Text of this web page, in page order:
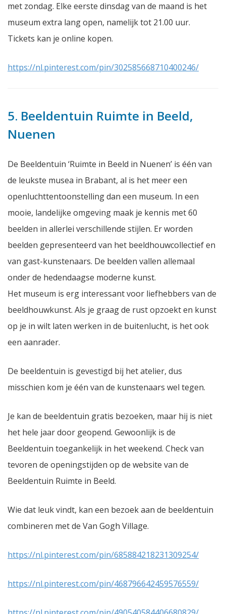
met zondag. Elke eerste dinsdag van de maand is het
museum extra lang open, namelijk tot 21.00 uur.
Tickets kan je online kopen.
https://nl.pinterest.com/pin/302585668710400246/
5. Beeldentuin Ruimte in Beeld,
Nuenen
De Beeldentuin ‘Ruimte in Beeld in Nuenen’ is één van
de leukste musea in Brabant, al is het meer een
openluchttentoonstelling dan een museum. In een
mooie, landelijke omgeving maak je kennis met 60
beelden in allerlei verschillende stijlen. Er worden
beelden gepresenteerd van het beeldhouwcollectief en
van gast-kunstenaars. De beelden vallen allemaal
onder de hedendaagse moderne kunst.
Het museum is erg interessant voor liefhebbers van de
beeldhouwkunst. Als je graag de rust opzoekt en kunst
op je in wilt laten werken in de buitenlucht, is het ook
een aanrader.
De beeldentuin is gevestigd bij het atelier, dus
misschien kom je één van de kunstenaars wel tegen.
Je kan de beeldentuin gratis bezoeken, maar hij is niet
het hele jaar door geopend. Gewoonlijk is de
Beeldentuin toegankelijk in het weekend. Check van
tevoren de openingstijden op de website van de
Beeldentuin Ruimte in Beeld.
Wie dat leuk vindt, kan een bezoek aan de beeldentuin
combineren met de Van Gogh Village.
https://nl.pinterest.com/pin/685884218231309254/
https://nl.pinterest.com/pin/468796642459576559/